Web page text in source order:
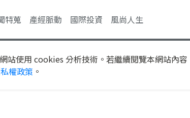
特蒐 產經脈動 國際投資 風尚人生
站使用 cookies 分析技術。若繼續閱覽本網站內
權政策 。